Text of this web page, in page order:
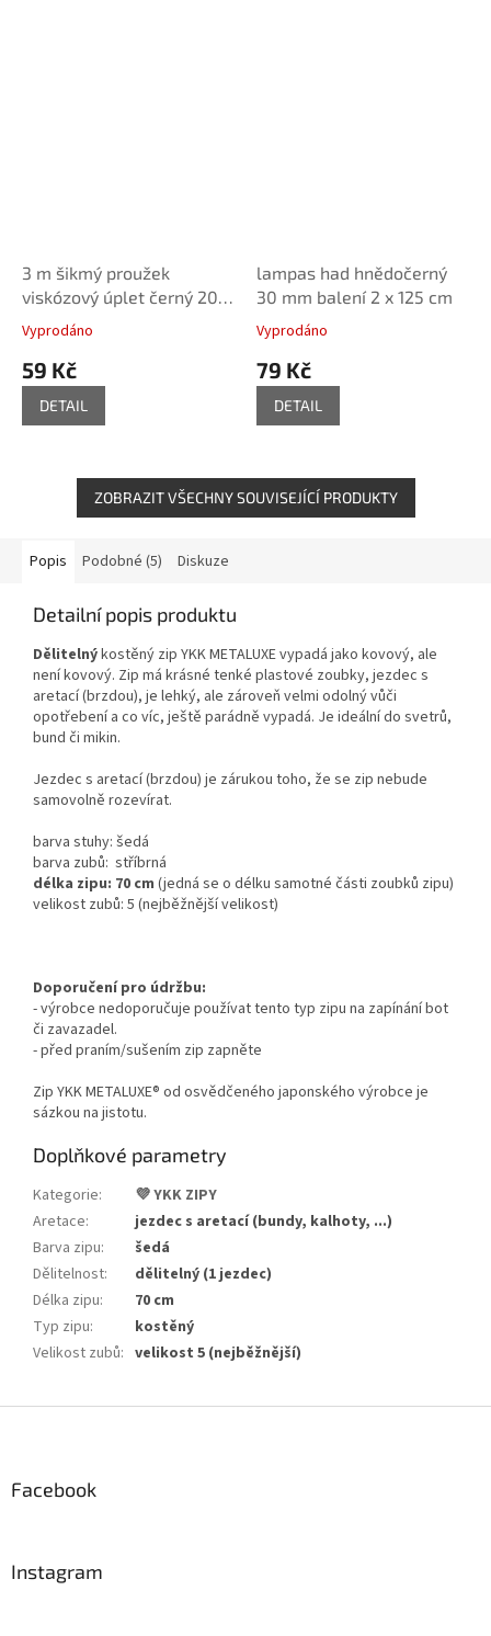
3 m šikmý proužek
viskózový úplet černý 20
Vyprodáno
59 Kč
DETAIL
lampas had hnědočerný
30 mm balení 2 x 125 cm
Vyprodáno
79 Kč
DETAIL
ZOBRAZIT VŠECHNY SOUVISEJÍCÍ PRODUKTY
Popis Podobné (5) Diskuze
Detailní popis produktu
Dělitelnýkostěný zip YKK METALUXE vypadá jako kovový, ale
není kovový. Zip má krásné tenké plastové zoubky, jezdec s
aretací (brzdou), je lehký, ale zároveň velmi odolný vůči
opotřebení a co víc, ještě parádně vypadá. Je ideální do svetrů,
bund či mikin.
Jezdec s aretací (brzdou) je zárukou toho, že se zip nebude
samovolně rozevírat.
barva stuhy: šedá
barva zubů: stříbrná
délka zipu: 70 cm (jedná se o délku samotné části zoubků zipu)
velikost zubů: 5 (nejběžnější velikost)
Doporučení pro údržbu:
- výrobce nedoporučuje používat tento typ zipu na zapínání bot
či zavazadel.
- před praním/sušením zip zapněte
Zip YKK METALUXE® od osvědčeného japonského výrobce je
sázkou na jistotu.
Doplňkové parametry
Kategorie:
💜 YKK ZIPY
Aretace:
jezdec s aretací (bundy, kalhoty, ...)
Barva zipu:
šedá
Dělitelnost:
dělitelný (1 jezdec)
Délka zipu:
70 cm
Typ zipu:
kostěný
Velikost zubů: velikost 5 (nejběžnější)
Facebook
Instagram